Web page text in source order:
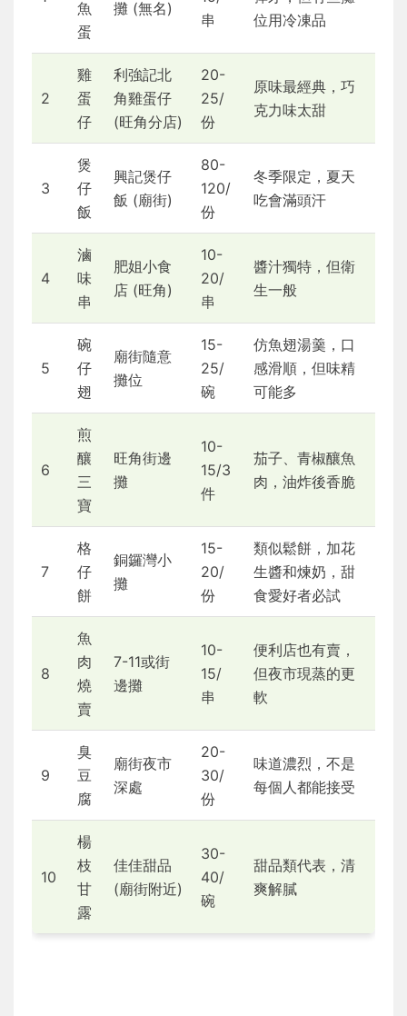
魚
蛋
攤 (無名)
串
位用冷凍品
2
雞
蛋
仔
利強記北
角雞蛋仔
(旺角分店)
20-
25/
份
原味最經典，巧
克力味太甜
3
煲
仔
飯
興記煲仔
飯 (廟街)
80-
120/
份
冬季限定，夏天
吃會滿頭汗
4
滷
味
串
肥姐小食
店 (旺角)
10-
20/
串
醬汁獨特，但衛
生一般
5
碗
仔
翅
廟街隨意
攤位
15-
25/
碗
仿魚翅湯羹，口
感滑順，但味精
可能多
6
煎
釀
三
寶
旺角街邊
攤
10-
15/3
件
茄子、青椒釀魚
肉，油炸後香脆
7
格
仔
餅
銅鑼灣小
攤
15-
20/
份
類似鬆餅，加花
生醬和煉奶，甜
食愛好者必試
8
魚
肉
燒
賣
7-11或街
邊攤
10-
15/
串
便利店也有賣，
但夜市現蒸的更
軟
9
臭
豆
腐
廟街夜市
深處
20-
30/
份
味道濃烈，不是
每個人都能接受
10
楊
枝
甘
露
佳佳甜品
(廟街附近)
30-
40/
碗
甜品類代表，清
爽解膩